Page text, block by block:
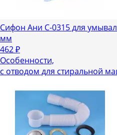
Сифон Ани С-0315 для
мм
462₽
Особенности,
с отводом для стиральной